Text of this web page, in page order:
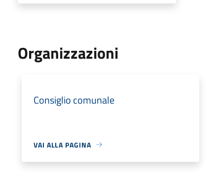
Organizzazioni
Consiglio comunale
VAI ALLA PAGINA